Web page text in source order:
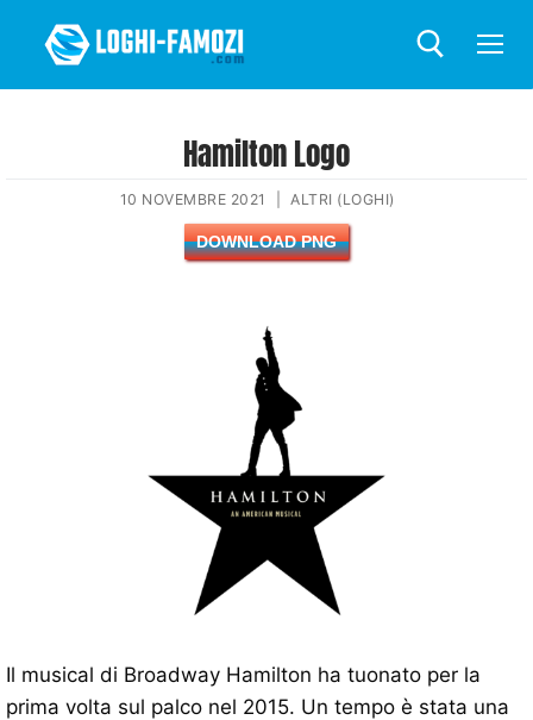
Hamilton Logo
10 NOVEMBRE 2021 ALTRI (LOGHI)
DOWNLOAD PNG
Il musical di Broadway Hamilton ha tuonato per la
prima volta sul palco nel 2015. Un tempo è stata una